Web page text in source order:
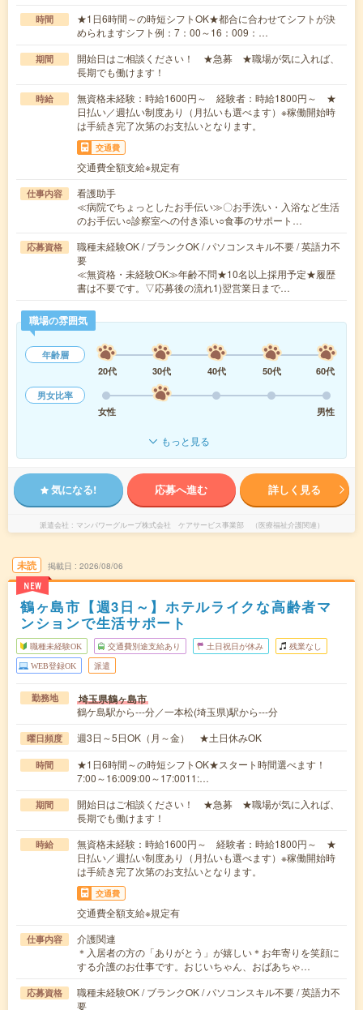
時間
★1日6時間～の時短シフトOK★都合に合わせてシフトが決
められますシフト例：7：00～16：009：…
期間
開始日はご相談ください！ ★急募 ★職場が気に入れば、
長期でも働けます！
時給
無資格未経験：時給1600円～ 経験者：時給1800円～ ★
日払い／週払い制度あり（月払いも選べます）※稼働開始時
は手続き完了次第のお支払いとなります。
交通費
交通費全額支給※規定有
仕事内容
看護助手
≪病院でちょっとしたお手伝い≫〇お手洗い・入浴など生活
のお手伝い○診察室への付き添い○食事のサポート…
応募資格
職種未経験OK / ブランクOK / パソコンスキル不要 / 英語力不
要
≪無資格・未経験OK≫年齢不問★10名以上採用予定★履歴
書は不要です。▽応募後の流れ1)翌営業日まで…
職場の雰囲気
年齢層
20代
30代 40代 50代
60代
男女比率
女性
男性
もっと見る
気になる! 応募へ進む 詳しく見る
派遣会社 マンパワーグループ株式会社 ケアサービス事業部 （医療福祉介護関連）
未読
NEW
掲載日 2026/08/06
鶴ヶ島市【週3日～】ホテルライクな高齢者マ
ンションで生活サポート
職種未経験OK 交通費別途支給あり 土日祝日が休み 残業なし
WEB登録OK 派遣
勤務地 埼玉県鶴ヶ島市
鶴ケ島駅から---分／一本松(埼玉県)駅から---分
曜日頻度 週3日～5日OK（月～金） ★土日休みOK
時間
★1日6時間～の時短シフトOK★スタート時間選べます！
7:00～16:009:00～17:0011:…
期間
開始日はご相談ください！ ★急募 ★職場が気に入れば、
長期でも働けます！
時給
無資格未経験：時給1600円～ 経験者：時給1800円～ ★
日払い／週払い制度あり（月払いも選べます）※稼働開始時
は手続き完了次第のお支払いとなります。
交通費
交通費全額支給※規定有
仕事内容
介護関連
＊入居者の方の「ありがとう」が嬉しい＊お年寄りを笑顔に
する介護のお仕事です。おじいちゃん、おばあちゃ…
応募資格
職種未経験OK / ブランクOK / パソコンスキル不要 / 英語力不
要